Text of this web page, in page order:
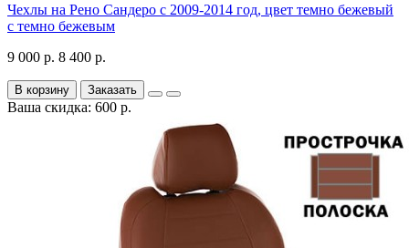
Чехлы на Рено Сандеро с 2009-2014 год, цвет темно бежевый
с темно бежевым
9 000 р. 8 400 р.
В корзину Заказать
Ваша скидка: 600 р.